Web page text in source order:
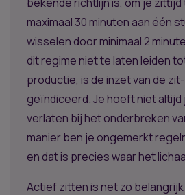
maximaal 30 minuten aan één
wisselen door minimaal 2
dit regime niet te laten leiden
productie, is de inzet van de
geïndiceerd. Je hoeft niet
verlaten bij het onderbreken
manier ben je ongemerkt
en dat is precies waar het
Actief zitten is net zo